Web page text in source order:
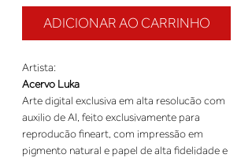
ADICIONAR AO CARRINHO
Artista:
Acervo Luka
Arte digital exclusiva em alta resolucão com
auxilio de AI, feito exclusivamente para
reproducão fineart, com impressão em
pigmento natural e papel de alta fidelidade e